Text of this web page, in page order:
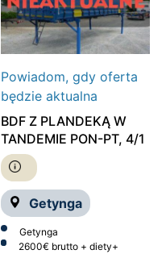
Powiadom, gdy oferta
będzie aktualna
Getynga
BDF Z PLANDEKĄ W
TANDEMIE PON-PT, 4/1
Getynga
2600€ brutto + diety+